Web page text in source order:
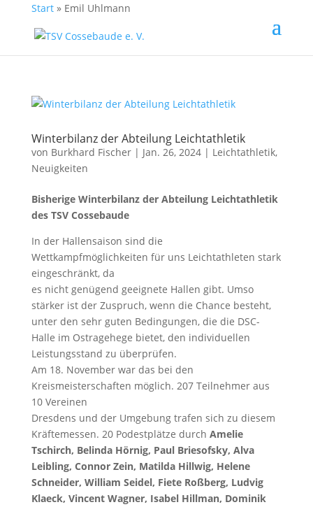
Start» Emil Uhlmann
Winterbilanz der Abteilung Leichtathletik
von Burkhard Fischer| Jan. 26, 2024 | Leichtathletik,
Neuigkeiten
Bisherige Winterbilanz der Abteilung Leichtathletik
des TSV Cossebaude
In der Hallensaison sind die
Wettkampfmöglichkeiten für uns Leichtathleten stark
eingeschränkt, da
es nicht genügend geeignete Hallen gibt. Umso
stärker ist der Zuspruch, wenn die Chance besteht,
unter den sehr guten Bedingungen, die die DSC-
Halle im Ostragehege bietet, den individuellen
Leistungsstand zu überprüfen.
Am 18. November war das bei den
Kreismeisterschaften möglich. 207 Teilnehmer aus
10 Vereinen
Dresdens und der Umgebung trafen sich zu diesem
Kräftemessen. 20 Podestplätze durch Amelie
Tschirch, Belinda Hörnig, Paul Briesofsky, Alva
Leibling, Connor Zein, Matilda Hillwig, Helene
Schneider, William Seidel, Fiete Roßberg, Ludvig
Klaeck, Vincent Wagner, Isabel Hillman, Dominik